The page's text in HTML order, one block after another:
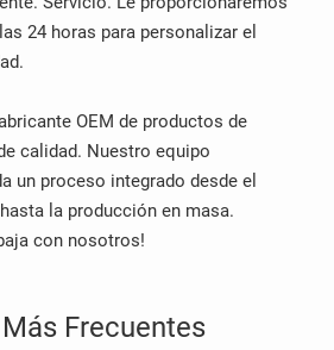
24 horas para personalizar el
OEM de productos de
calidad. Nuestro equipo
un proceso integrado desde el
la producción en masa.
con nosotros!
Frecuentes